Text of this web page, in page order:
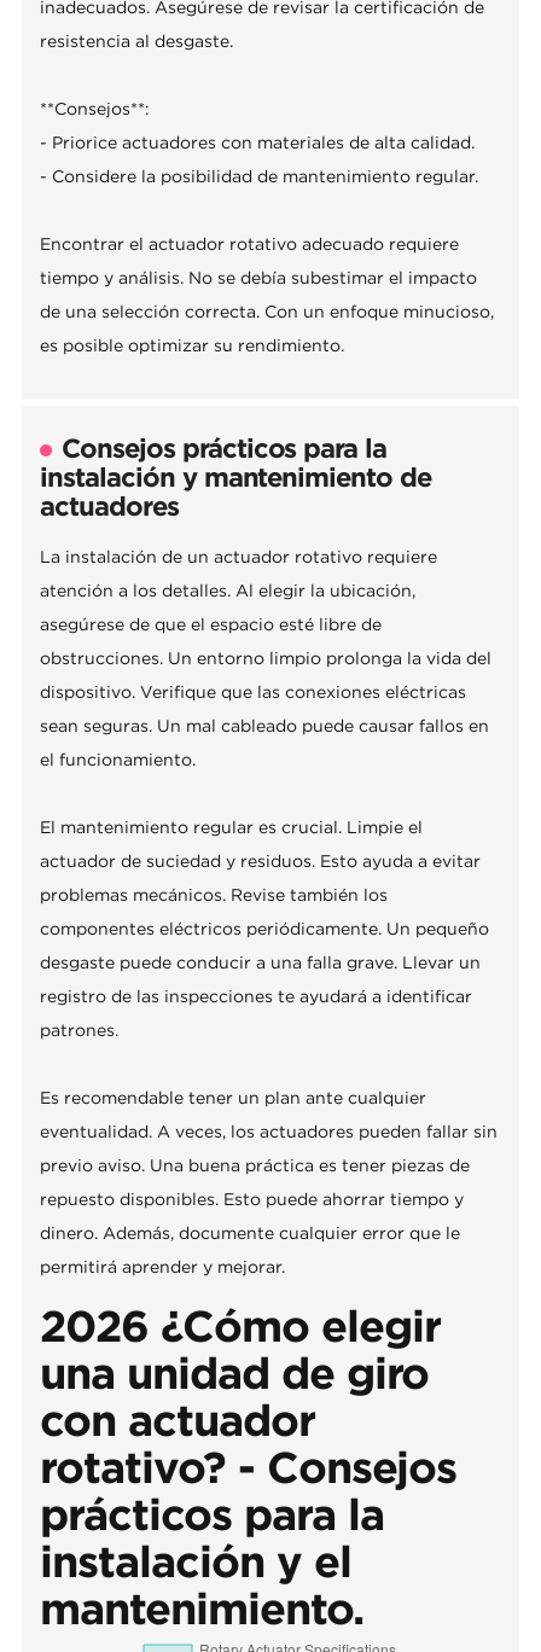
inadecuados. Asegúrese de revisar la certificación de
resistencia al desgaste.
**Consejos**:
- Priorice actuadores con materiales de alta calidad.
- Considere la posibilidad de mantenimiento regular.
Encontrar el actuador rotativo adecuado requiere
tiempo y análisis. No se debía subestimar el impacto
de una selección correcta. Con un enfoque minucioso,
es posible optimizar su rendimiento.
Consejos prácticos para la
instalación y mantenimiento de
actuadores
La instalación de un actuador rotativo requiere
atención a los detalles. Al elegir la ubicación,
asegúrese de que el espacio esté libre de
obstrucciones. Un entorno limpio prolonga la vida del
dispositivo. Verifique que las conexiones eléctricas
sean seguras. Un mal cableado puede causar fallos en
el funcionamiento.
El mantenimiento regular es crucial. Limpie el
actuador de suciedad y residuos. Esto ayuda a evitar
problemas mecánicos. Revise también los
componentes eléctricos periódicamente. Un pequeño
desgaste puede conducir a una falla grave. Llevar un
registro de las inspecciones te ayudará a identificar
patrones.
Es recomendable tener un plan ante cualquier
eventualidad. A veces, los actuadores pueden fallar sin
previo aviso. Una buena práctica es tener piezas de
repuesto disponibles. Esto puede ahorrar tiempo y
dinero. Además, documente cualquier error que le
permitirá aprender y mejorar.
2026 ¿Cómo elegir
una unidad de giro
con actuador
rotativo? - Consejos
prácticos para la
instalación y el
mantenimiento.